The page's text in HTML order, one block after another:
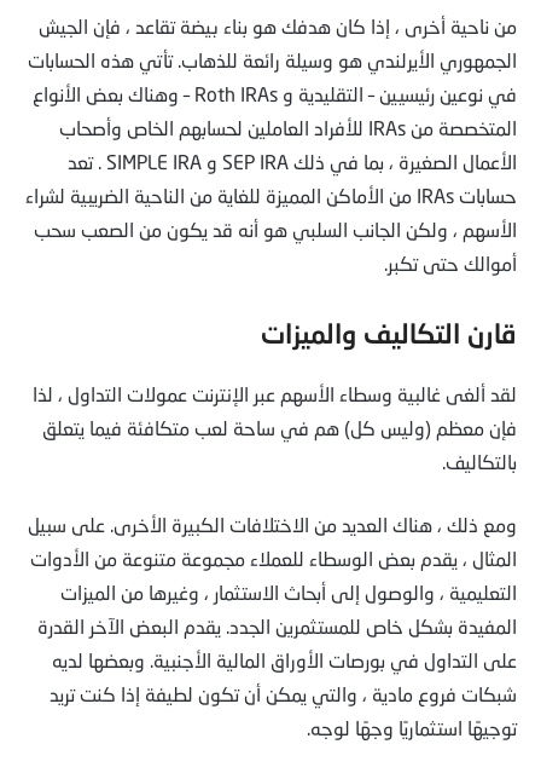
من ناحية أخرى ، إذا كان هدفك هو بناء بيضة تقاعد ، فإن الجيش
الجمهوري الأيرلندي هو وسيلة رائعة للذهاب. تأتي هذه الحسابات
في نوعين رئيسيين – التقليدية و Roth IRAs – وهناك بعض الأنواع
المتخصصة من IRAs للأفراد العاملين لحسابهم الخاص وأصحاب
الأعمال الصغيرة ، بما في ذلك SEP IRA و SIMPLE IRA . تعد
حسابات IRAs من الأماكن المميزة للغاية من الناحية الضريبية لشراء
الأسهم ، ولكن الجانب السلبي هو أنه قد يكون من الصعب سحب
أموالك حتى تكبر.
قارن التكاليف والميزات
لقد ألغى غالبية وسطاء الأسهم عبر الإنترنت عمولات التداول ، لذا
فإن معظم (وليس كل) هم في ساحة لعب متكافئة فيما يتعلق
بالتكاليف.
ومع ذلك ، هناك العديد من الاختلافات الكبيرة الأخرى. على سبيل
المثال ، يقدم بعض الوسطاء للعملاء مجموعة متنوعة من الأدوات
التعليمية ، والوصول إلى أبحاث الاستثمار ، وغيرها من الميزات
المفيدة بشكل خاص للمستثمرين الجدد. يقدم البعض الآخر القدرة
على التداول في بورصات الأوراق المالية الأجنبية. وبعضها لديه
شبكات فروع مادية ، والتي يمكن أن تكون لطيفة إذا كنت تريد
توجيهًا استثماريًا وجهًا لوجه.